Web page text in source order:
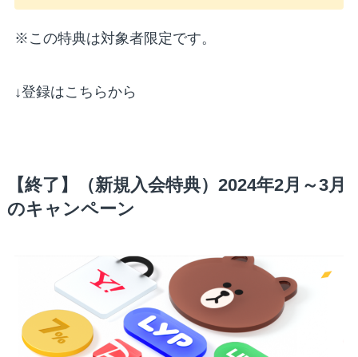
※この特典は対象者限定です。
↓登録はこちらから
【終了】（新規入会特典）2024年2月～3月
のキャンペーン